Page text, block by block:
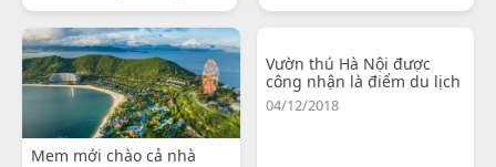
Mem mới chào cả nhà
Vườn thú Hà Nội được
công nhận là điểm du lịch
04/12/2018